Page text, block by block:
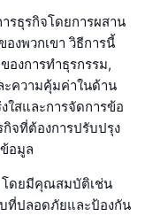
รธุรกิจโดยการผสาน
องพวกเขา วิธีการนี้
องการทำธุรกรรม,
ะความคุ้มค่าในด้าน
สและการจัดการข้อ
จที่ต้องการปรับปรุง
อมูล
โดยมีคุณสมบัติเช่น
ที่ปลอดภัยและป้องกัน